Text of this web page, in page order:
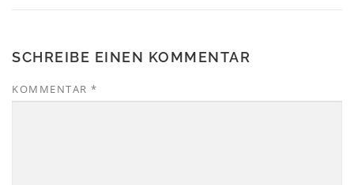
SCHREIBE EINEN KOMMENTAR
KOMMENTAR *